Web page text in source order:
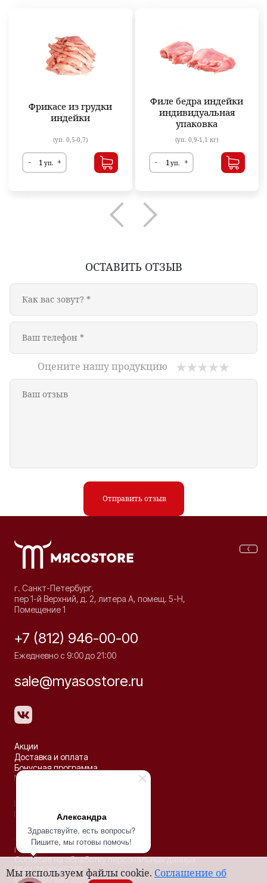
Александра
Здравствуйте, есть вопросы?
Пишите, мы готовы помочь!
Фрикасе из грудки
индейки
(уп. 0,5-0,7)
- +
уп.
Филе бедра индейки
индивидуальная
упаковка
(уп. 0,9-1,1 кг)
- +
уп.
ОСТАВИТЬ ОТЗЫВ
Оцените нашу продукцию
Отправить отзыв
г. Санкт-Петербург,
пер 1-й Верхний, д. 2, литера А, помещ. 5-Н,
Помещение 1
+7 (812) 946-00-00
Ежедневно с 9:00 до 21:00
sale@myasostore.ru
Акции
Доставка и оплата
Бонусная программа
Рецепты
Партнёрство
Контакты
© 2026 ООО «ДЕЛЬТА»
Политика конфиденциальности
Согласие на обработку персональных данных
ИНН 7806565263
ОГРН 1197847202035
Мы используем файлы cookie. Соглашение об